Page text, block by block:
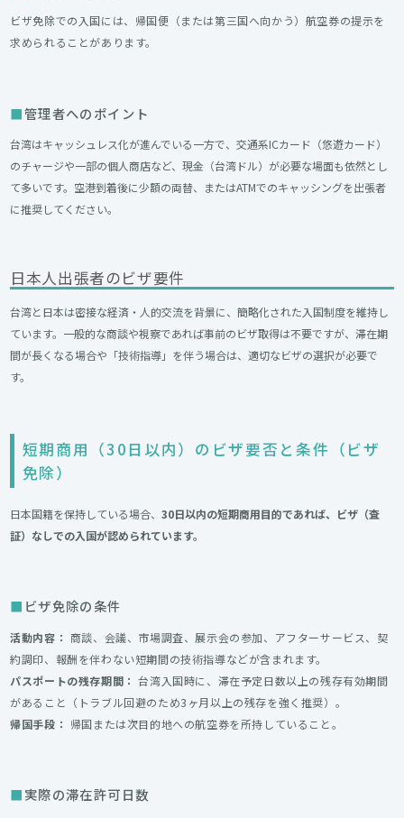
ビザ免除での入国には、帰国便（または第三国へ向かう）航空券の提示を
求められることがあります。
管理者へのポイント
台湾はキャッシュレス化が進んでいる一方で、交通系ICカード（悠遊カード）
のチャージや一部の個人商店など、現金（台湾ドル）が必要な場面も依然とし
て多いです。空港到着後に少額の両替、またはATMでのキャッシングを出張者
に推奨してください。
日本人出張者のビザ要件
台湾と日本は密接な経済・人的交流を背景に、簡略化された入国制度を維持し
ています。一般的な商談や視察であれば事前のビザ取得は不要ですが、滞在期
間が長くなる場合や「技術指導」を伴う場合は、適切なビザの選択が必要で
す。
短期商用（30日以内）のビザ要否と条件（ビザ
免除）
日本国籍を保持している場合、30日以内の短期商用目的であれば、ビザ（査
証）なしでの入国が認められています。
ビザ免除の条件
活動内容： 商談、会議、市場調査、展示会の参加、アフターサービス、契
約調印、報酬を伴わない短期間の技術指導などが含まれます。
パスポートの残存期間： 台湾入国時に、滞在予定日数以上の残存有効期間
があること（トラブル回避のため3ヶ月以上の残存を強く推奨）。
帰国手段： 帰国または次目的地への航空券を所持していること。
実際の滞在許可日数